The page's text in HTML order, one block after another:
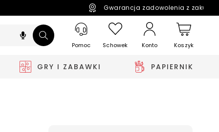
Gwarancja zadowolenia z
Pomoc Schowek Konto Koszyk
GRY I ZABAWKI PAPIERNIK